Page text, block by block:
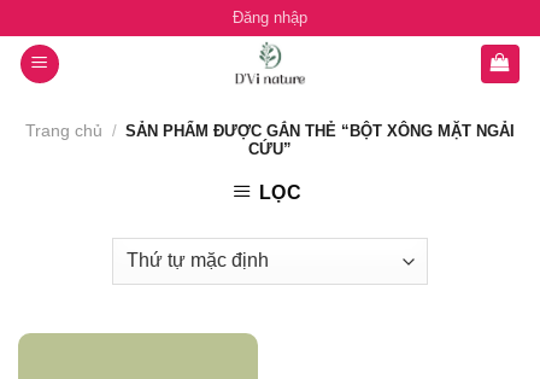
đến
nội
Đăng nhập
Trang chủ / SẢN PHẨM ĐƯỢC GẮN THẺ “BỘT XÔNG MẶT NGẢI
CỨU”
LỌC